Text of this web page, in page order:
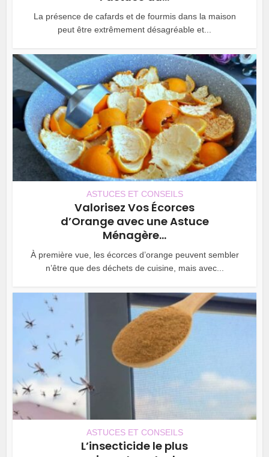
La présence de cafards et de fourmis dans la maison
peut être extrêmement désagréable et...
ASTUCES ET CONSEILS
Valorisez Vos Écorces
d’Orange avec une Astuce
Ménagère...
À première vue, les écorces d’orange peuvent sembler
n’être que des déchets de cuisine, mais avec...
ASTUCES ET CONSEILS
L’insecticide le plus